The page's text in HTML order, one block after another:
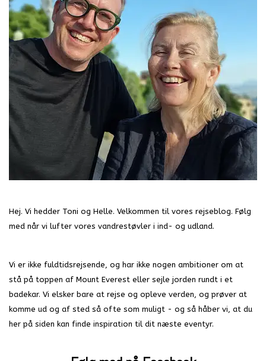
Hej. Vi hedder Toni og Helle. Velkommen til vores rejseblog. Følg
med når vi lufter vores vandrestøvler i ind- og udland.
Vi er ikke fuldtidsrejsende, og har ikke nogen ambitioner om at
stå på toppen af Mount Everest eller sejle jorden rundt i et
badekar. Vi elsker bare at rejse og opleve verden, og prøver at
komme ud og af sted så ofte som muligt - og så håber vi, at du
her på siden kan finde inspiration til dit næste eventyr.